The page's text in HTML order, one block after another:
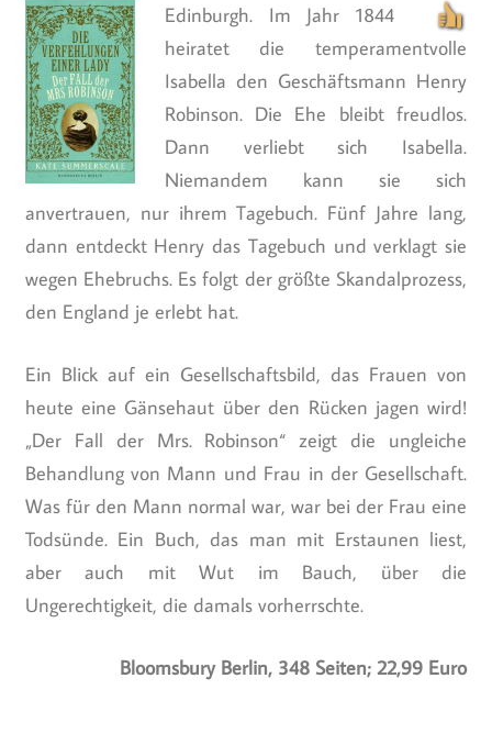
Edinburgh. Im Jahr 1844
heiratet die temperamentvolle
Isabella den Geschäftsmann Henry
Robinson. Die Ehe bleibt freudlos.
Dann verliebt sich Isabella.
Niemandem kann sie sich
anvertrauen, nur ihrem Tagebuch. Fünf Jahre lang,
dann entdeckt Henry das Tagebuch und verklagt sie
wegen Ehebruchs. Es folgt der größte Skandalprozess,
den England je erlebt hat.
Ein Blick auf ein Gesellschaftsbild, das Frauen von
heute eine Gänsehaut über den Rücken jagen wird!
„Der Fall der Mrs. Robinson“ zeigt die ungleiche
Behandlung von Mann und Frau in der Gesellschaft.
Was für den Mann normal war, war bei der Frau eine
Todsünde. Ein Buch, das man mit Erstaunen liest,
aber auch mit Wut im Bauch, über die
Ungerechtigkeit, die damals vorherrschte.
Bloomsbury Berlin, 348 Seiten; 22,99 Euro